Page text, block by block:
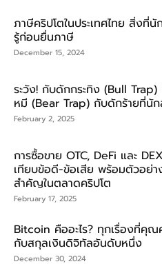
ภาษีคริปโตในประเทศไทย สิ่งที่
รู้ก่อนยื่นภาษี
December 15, 2024
ระวัง! กับดักกระทิง (Bull
หมี (Bear Trap) กับดักร้ายที่นั
February 2, 2025
การซื้อขาย OTC, DeFi และ
เทียบข้อดี-ข้อเสีย พร้อมตัวอย่า
สำคัญในตลาดคริปโต
February 17, 2025
Bitcoin คืออะไร? ทุกเรื่องที่คุณ
กับสกุลเงินดิจิทัลอันดับหนึ่ง
December 30, 2024